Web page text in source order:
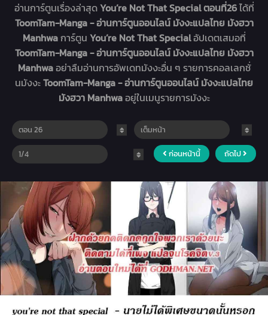
อ่านการ์ตูนเรื่องล่าสุดYou’re Not That Special ตอนที่26ได้ที่
ToomTam-Manga - อ่านการ์ตูนออนไลน์ มังงะแปลไทย มังฮวา
Manhwaการ์ตูน You’re Not That Specialอัปเดตเสมอที่
ToomTam-Manga - อ่านการ์ตูนออนไลน์ มังงะแปลไทย มังฮวา
Manhwaอย่าลืมอ่านการอัพเดทมังงะอื่น ๆ รายการคอลเลกชั่
นมังงะToomTam-Manga - อ่านการ์ตูนออนไลน์ มังงะแปลไทย
มังฮวา Manhwaอยู่ในเมนูรายการมังงะ
ก่อนหน้านี้ ถัดไป